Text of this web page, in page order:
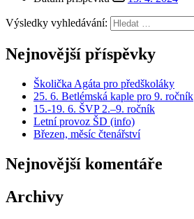
Výsledky vyhledávání:
Nejnovější příspěvky
Školička Agáta pro předškoláky
25. 6. Betlémská kaple pro 9. ročník
15.-19. 6. ŠVP 2.–9. ročník
Letní provoz ŠD (info)
Březen, měsíc čtenářství
Nejnovější komentáře
Archivy